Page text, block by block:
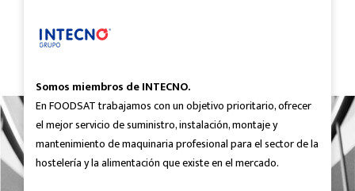
Somos miembros de INTECNO.
En FOODSAT trabajamos con un objetivo prioritario, ofrecer
el mejor servicio de suministro, instalación, montaje y
mantenimiento de maquinaria profesional para el sector de la
hostelería y la alimentación que existe en el mercado.